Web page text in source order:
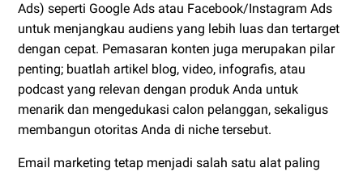
Ads) seperti Google Ads atau Facebook/Instagram Ads
untuk menjangkau audiens yang lebih luas dan tertarget
dengan cepat. Pemasaran konten juga merupakan pilar
penting; buatlah artikel blog, video, infografis, atau
podcast yang relevan dengan produk Anda untuk
menarik dan mengedukasi calon pelanggan, sekaligus
membangun otoritas Anda di niche tersebut.
Email marketing tetap menjadi salah satu alat paling